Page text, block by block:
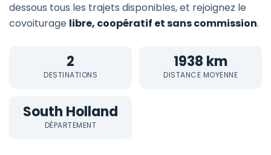
dessous tous les trajets disponibles, et rejoignez le
covoiturage libre, coopératif et sans commission.
2
DESTINATIONS
1938 km
DISTANCE MOYENNE
South Holland
DÉPARTEMENT